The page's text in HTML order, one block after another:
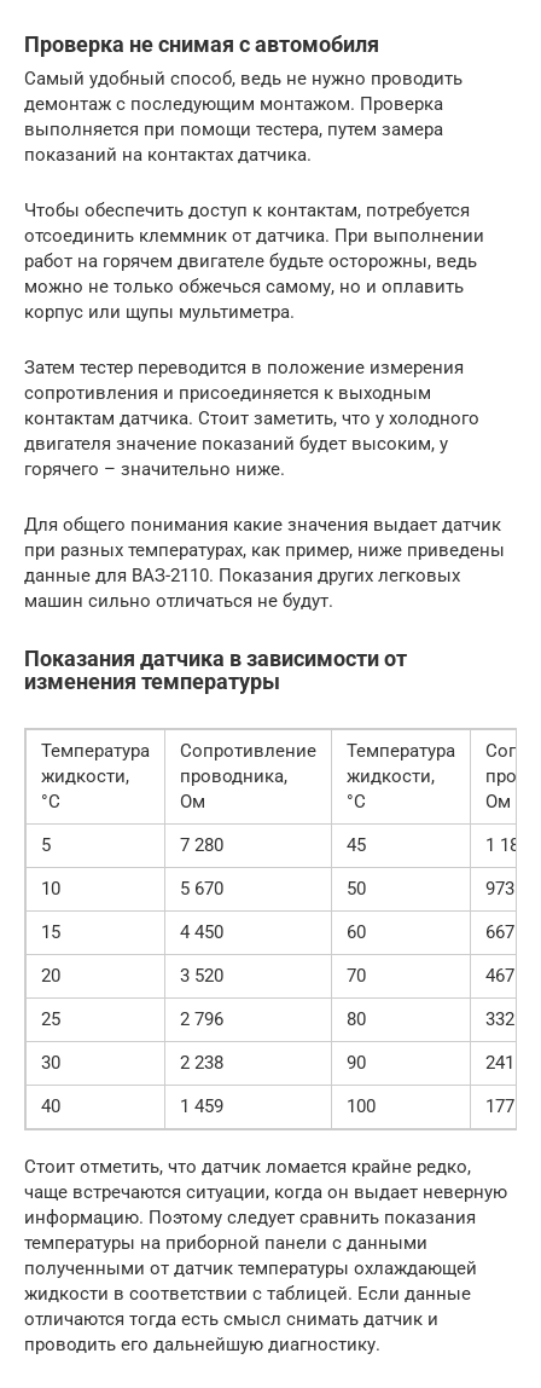
Проверка не снимая с автомобиля
Самый удобный способ, ведь не нужно проводить
демонтаж с последующим монтажом. Проверка
выполняется при помощи тестера, путем замера
показаний на контактах датчика.
Чтобы обеспечить доступ к контактам, потребуется
отсоединить клеммник от датчика. При выполнении
работ на горячем двигателе будьте осторожны, ведь
можно не только обжечься самому, но и оплавить
корпус или щупы мультиметра.
Затем тестер переводится в положение измерения
сопротивления и присоединяется к выходным
контактам датчика. Стоит заметить, что у холодного
двигателя значение показаний будет высоким, у
горячего – значительно ниже.
Для общего понимания какие значения выдает датчик
при разных температурах, как пример, ниже приведены
данные для ВАЗ-2110. Показания других легковых
машин сильно отличаться не будут.
Показания датчика в зависимости от
изменения температуры
Температура
жидкости,
°С
Сопротивление
проводника,
Ом
Температура
жидкости,
°С
Ом
5
7 280 45
1 188
10
5 670 50
973
15
4 450 60
667
20
3 520 70
467
25
2 796 80
332
30
2 238 90
241
40
1 459 100 177
Стоит отметить, что датчик ломается крайне редко,
чаще встречаются ситуации, когда он выдает неверную
информацию. Поэтому следует сравнить показания
температуры на приборной панели с данными
полученными от датчик температуры охлаждающей
жидкости в соответствии с таблицей. Если данные
отличаются тогда есть смысл снимать датчик и
проводить его дальнейшую диагностику.